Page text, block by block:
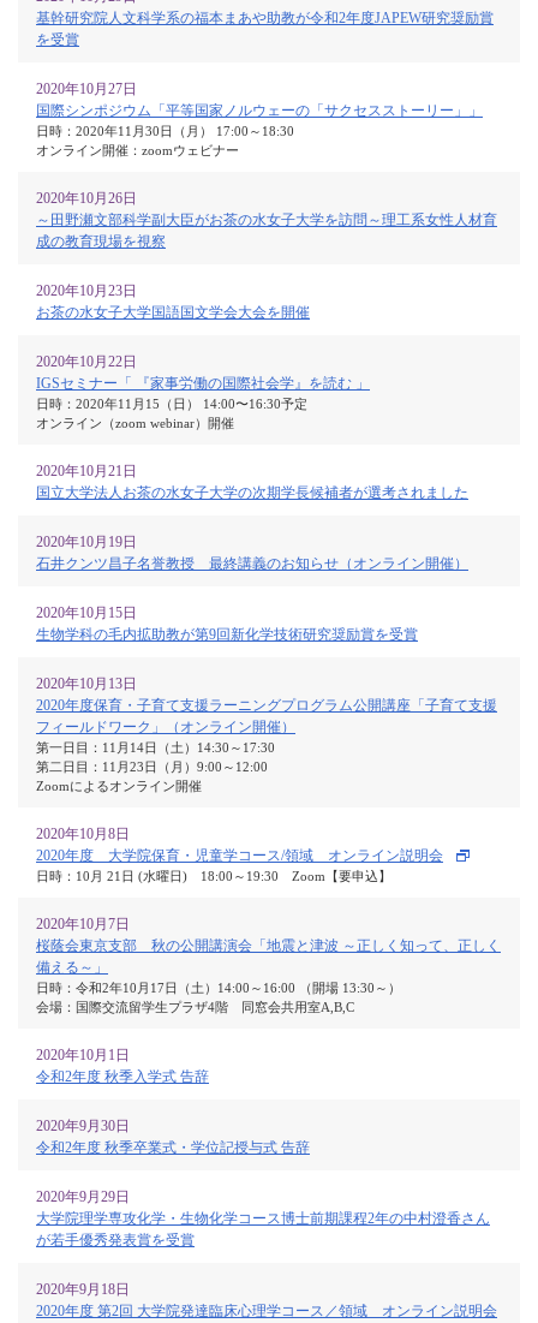
基幹研究院人文科学系の福本まあや助教が令和2年度JAPEW研究奨励賞
を受賞
2020年10月27日
国際シンポジウム「平等国家ノルウェーの「サクセスストーリー」」
日時：2020年11月30日（月） 17:00～18:30
オンライン開催：zoomウェビナー
2020年10月26日
～田野瀬文部科学副大臣がお茶の水女子大学を訪問～理工系女性人材育
成の教育現場を視察
2020年10月23日
お茶の水女子大学国語国文学会大会を開催
2020年10月22日
IGSセミナー「 『家事労働の国際社会学』を読む 」
日時：2020年11月15（日） 14:00〜16:30予定
オンライン（zoom webinar）開催
2020年10月21日
国立大学法人お茶の水女子大学の次期学長候補者が選考されました
2020年10月19日
石井クンツ昌子名誉教授 最終講義のお知らせ（オンライン開催）
2020年10月15日
生物学科の毛内拡助教が第9回新化学技術研究奨励賞を受賞
2020年10月13日
2020年度保育・子育て支援ラーニングプログラム公開講座「子育て支援
フィールドワーク」（オンライン開催）
第一日目：11月14日（土）14:30～17:30
第二日目：11月23日（月）9:00～12:00
Zoomによるオンライン開催
2020年10月8日
2020年度 大学院保育・児童学コース/領域 オンライン説明会
日時：10月 21日 (水曜日) 18:00～19:30 Zoom【要申込】
2020年10月7日
桜蔭会東京支部 秋の公開講演会「地震と津波 ～正しく知って、正しく
備える～」
日時：令和2年10月17日（土）14:00～16:00 （開場 13:30～）
会場：国際交流留学生プラザ4階 同窓会共用室A,B,C
2020年10月1日
令和2年度 秋季入学式 告辞
2020年9月30日
令和2年度 秋季卒業式・学位記授与式 告辞
2020年9月29日
大学院理学専攻化学・生物化学コース博士前期課程2年の中村澄香さん
が若手優秀発表賞を受賞
2020年9月18日
2020年度 第2回 大学院発達臨床心理学コース／領域 オンライン説明会